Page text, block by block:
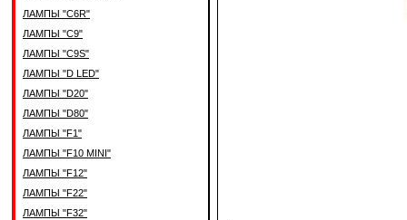
ЛАМПЫ "C6R"
ЛАМПЫ "C9"
ЛАМПЫ "C9S"
ЛАМПЫ "D LED"
ЛАМПЫ "D20"
ЛАМПЫ "D80"
ЛАМПЫ "F1"
ЛАМПЫ "F10 MINI"
ЛАМПЫ "F12"
ЛАМПЫ "F22"
ЛАМПЫ "F32"